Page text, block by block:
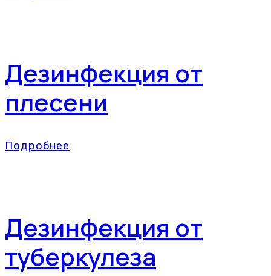
Дезинфекция от
плесени
Подробнее
Дезинфекция от
туберкулеза